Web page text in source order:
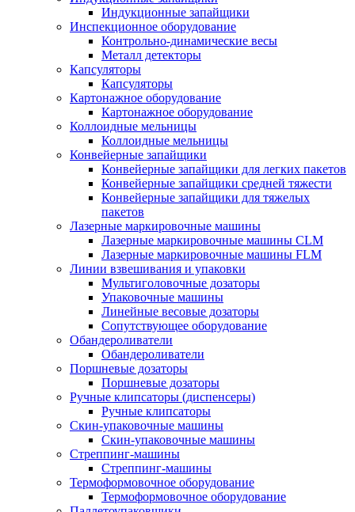
Индукционные запайщики
Инспекционное оборудование
Контрольно-динамические весы
Металл детекторы
Капсуляторы
Капсуляторы
Картонажное оборудование
Картонажное оборудование
Коллоидные мельницы
Коллоидные мельницы
Конвейерные запайщики
Конвейерные запайщики для легких пакетов
Конвейерные запайщики средней тяжести
Конвейерные запайщики для тяжелых
пакетов
Лазерные маркировочные машины
Лазерные маркировочные машины CLM
Лазерные маркировочные машины FLM
Линии взвешивания и упаковки
Мультиголовочные дозаторы
Упаковочные машины
Линейные весовые дозаторы
Сопутствующее оборудование
Обандероливатели
Обандероливатели
Поршневые дозаторы
Поршневые дозаторы
Ручные клипсаторы (диспенсеры)
Ручные клипсаторы
Скин-упаковочные машины
Скин-упаковочные машины
Стреппинг-машины
Стреппинг-машины
Термоформовочное оборудование
Термоформовочное оборудование